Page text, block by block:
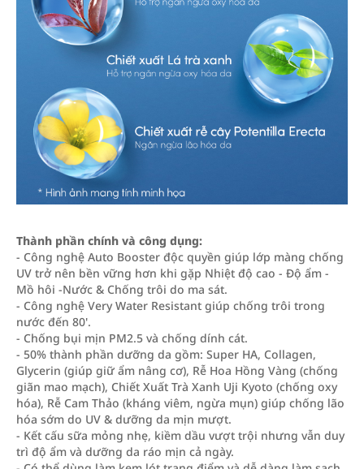
Thành phần chính và công dụng:
- Công nghệ Auto Booster độc quyền giúp lớp màng chống
UV trở nên bền vững hơn khi gặp Nhiệt độ cao - Độ ẩm -
Mồ hôi -Nước & Chống trôi do ma sát.
- Công nghệ Very Water Resistant giúp chống trôi trong
nước đến 80'.
- Chống bụi mịn PM2.5 và chống dính cát.
- 50% thành phần dưỡng da gồm: Super HA, Collagen,
Glycerin (giúp giữ ẩm nâng cơ), Rễ Hoa Hồng Vàng (chống
giãn mao mạch), Chiết Xuất Trà Xanh Uji Kyoto (chống oxy
hóa), Rễ Cam Thảo (kháng viêm, ngừa mụn) giúp chống lão
hóa sớm do UV & dưỡng da mịn mượt.
- Kết cấu sữa mỏng nhẹ, kiềm dầu vượt trội nhưng vẫn duy
trì độ ẩm và dưỡng da ráo mịn cả ngày.